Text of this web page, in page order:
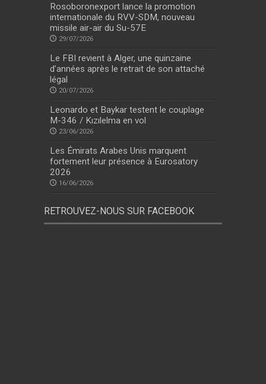
Rosoboronexport lance la promotion
internationale du RVV-SDM, nouveau
missile air-air du Su-57E
29/07/2026
Le FBI revient à Alger, une quinzaine
d’années après le retrait de son attaché
légal
20/07/2026
Leonardo et Baykar testent le couplage
M-346 / Kızılelma en vol
23/06/2026
Les Émirats Arabes Unis marquent
fortement leur présence à Eurosatory
2026
16/06/2026
RETROUVEZ-NOUS SUR FACEBOOK